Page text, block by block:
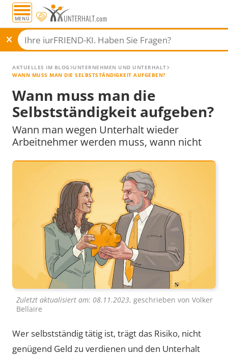
MENÜ
AKTUELLES IM BLOG UNTERNEHMEN UND UNTERHALT
WANN MUSS MAN DIE SELBSTSTÄNDIGKEIT AUFGEBEN?
Wann muss man die
Selbstständigkeit aufgeben?
Wann man wegen Unterhalt wieder
Arbeitnehmer werden muss, wann nicht
Zuletzt aktualisiert am: 08.11.2023, geschrieben von Volker
Bellaire
Wer selbstständig tätig ist, trägt das Risiko, nicht
genügend Geld zu verdienen und den Unterhalt